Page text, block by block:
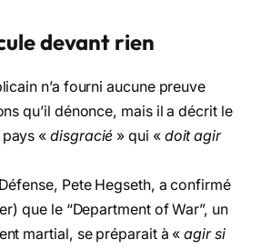
devant rien
n’a fourni aucune preuve
qu’il dénonce, mais il a décrit le
pays «disgracié » qui « doit agir
Pete Hegseth, a confirmé
que le “Department of War”, un
martial, se préparait à «agir si